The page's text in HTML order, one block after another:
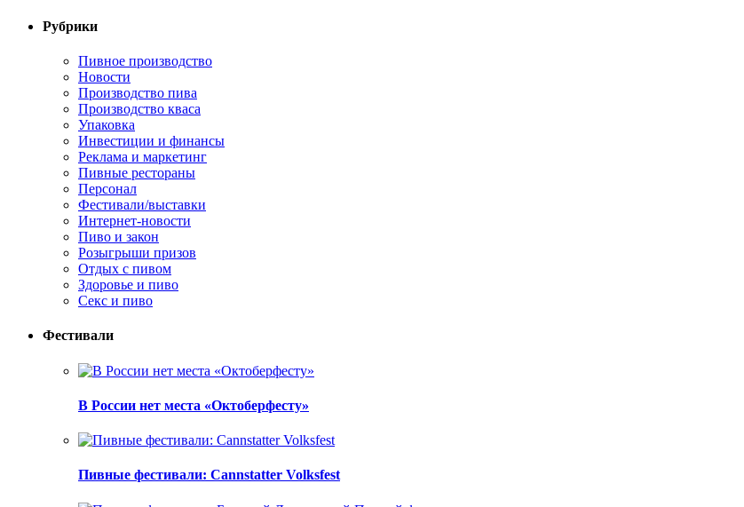
Рубрики
Пивное производство
Новости
Производство пива
Производство кваса
Упаковка
Инвестиции и финансы
Реклама и маркетинг
Пивные рестораны
Персонал
Фестивали/выставки
Интернет-новости
Пиво и закон
Розыгрыши призов
Отдых с пивом
Здоровье и пиво
Секс и пиво
Фестивали
В России нет места «Октоберфесту»
Пивные фестивали: Cannstatter Volksfest